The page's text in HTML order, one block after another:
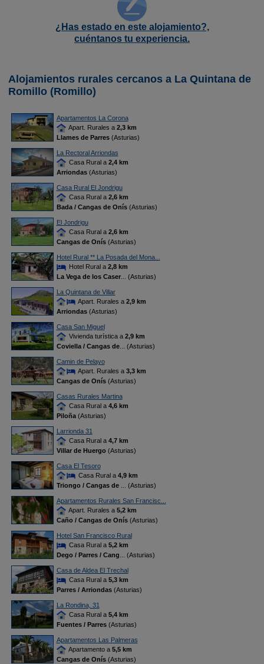
¿Has estado en este alojamiento?,
cuéntanos tu experiencia.
Alojamientos rurales cercanos a La Quintana de
Romillo (Romillo)
Apartamentos La Corona
Apart. Rurales a 2,3 km
Llames de Parres(Asturias)
La Rectoral Arriondas
Casa Rural a 2,4 km
Arriondas(Asturias)
Casa Rural El Jondrigu
Casa Rural a 2,6 km
Bada / Cangas de Onís(Asturias)
El Jondrigu
Casa Rural a 2,6 km
Cangas de Onís(Asturias)
Hotel Rural ** La Posada del Mona...
Hotel Rural a 2,8 km
La Vega de los Caser... (Asturias)
La Quintana de Villar
Apart. Rurales a 2,9 km
Arriondas(Asturias)
Casa San Miguel
Vivienda turística a 2,9 km
Coviella / Cangas de... (Asturias)
Camin de Pelayo
Apart. Rurales a 3,3 km
Cangas de Onís(Asturias)
Casas Rurales Martina
Casa Rural a 4,6 km
Piloña(Asturias)
Larrionda 31
Casa Rural a 4,7 km
Villar de Huergo(Asturias)
Casa El Tesoro
Casa Rural a 4,9 km
Triongo / Cangas de
... (Asturias)
Apartamentos Rurales San Francisc...
Apart. Rurales a 5,2 km
Caño / Cangas de Onís(Asturias)
Hotel San Francisco Rural
Casa Rural a 5,2 km
Dego / Parres / Cang ... (Asturias)
Casa de Aldea El Trechal
Casa Rural a 5,3 km
Parres / Arriondas(Asturias)
La Rondina, 31
Casa Rural a 5,4 km
Fuentes / Parres(Asturias)
Apartamentos Las Palmeras
Apartamento a 5,5 km
Cangas de Onís(Asturias)